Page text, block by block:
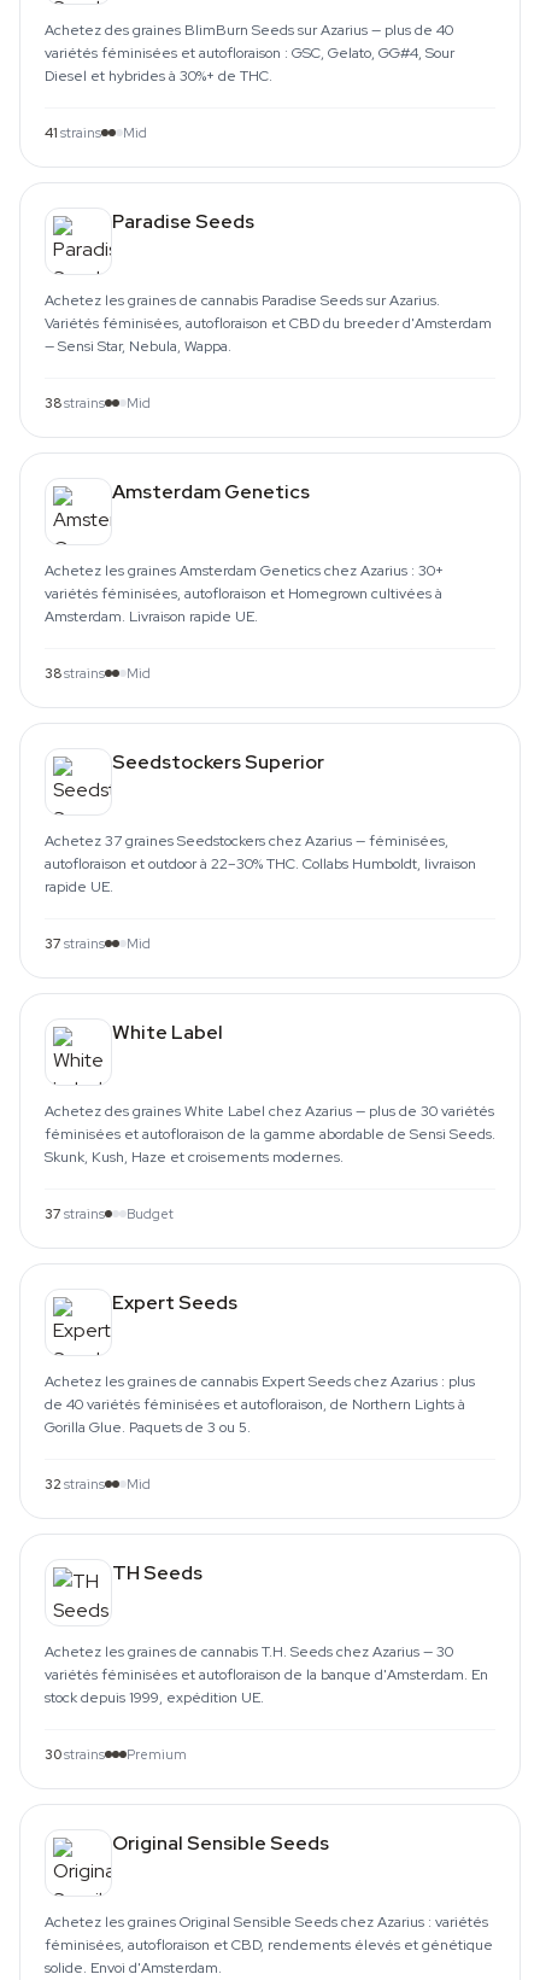
Achetez des graines BlimBurn Seeds sur Azarius — plus de 40
variétés féminisées et autofloraison : GSC, Gelato, GG#4, Sour
Diesel et hybrides à 30%+ de THC.
41 strains Mid
Paradise Seeds
Achetez les graines de cannabis Paradise Seeds sur Azarius.
Variétés féminisées, autofloraison et CBD du breeder d'Amsterdam
— Sensi Star, Nebula, Wappa.
38strains Mid
Amsterdam Genetics
Achetez les graines Amsterdam Genetics chez Azarius : 30+
variétés féminisées, autofloraison et Homegrown cultivées à
Amsterdam. Livraison rapide UE.
38strains Mid
Seedstockers Superior
Achetez 37 graines Seedstockers chez Azarius — féminisées,
autofloraison et outdoor à 22–30% THC. Collabs Humboldt, livraison
rapide UE.
37 strains Mid
White Label
Achetez des graines White Label chez Azarius — plus de 30 variétés
féminisées et autofloraison de la gamme abordable de Sensi Seeds.
Skunk, Kush, Haze et croisements modernes.
37 strains Budget
Expert Seeds
Achetez les graines de cannabis Expert Seeds chez Azarius : plus
de 40 variétés féminisées et autofloraison, de Northern Lights à
Gorilla Glue. Paquets de 3 ou 5.
32 strains Mid
TH Seeds
Achetez les graines de cannabis T.H. Seeds chez Azarius — 30
variétés féminisées et autofloraison de la banque d'Amsterdam. En
stock depuis 1999, expédition UE.
30strains Premium
Original Sensible Seeds
Achetez les graines Original Sensible Seeds chez Azarius : variétés
féminisées, autofloraison et CBD, rendements élevés et génétique
solide. Envoi d'Amsterdam.